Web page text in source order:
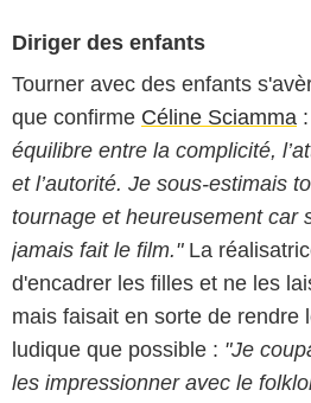
Diriger des enfants
Tourner avec des enfants
que confirme Céline Sciamma :
équilibre entre la complicité,
et l’autorité. Je sous-estimais
tournage et heureusement car
jamais fait le film."La
d'encadrer les filles et ne les
mais faisait en sorte de rendre
ludique que possible : "Je
les impressionner avec le